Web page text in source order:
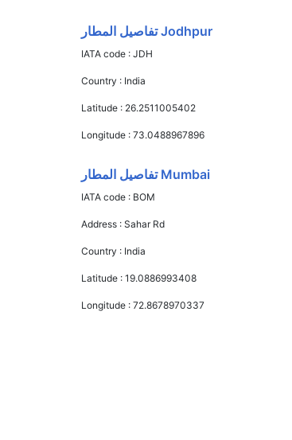
Jodhpur تفاصيل المطار
IATA code :JDH
Country : India
Latitude : 26.2511005402
Longitude :73.0488967896
Mumbai تفاصيل المطار
IATA code : BOM
Address :Sahar Rd
Country : India
Latitude :19.0886993408
Longitude :72.8678970337